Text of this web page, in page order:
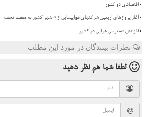
اقتصادی دو کشور
آغاز پروازهای اربعین شرکتهای هواپیمایی از 5 شهر کشور به مقصد نجف
افزایش دسترسی هوایی در کشور
نظرات بینندگان در مورد این مطلب
لطفا شما هم نظر دهید